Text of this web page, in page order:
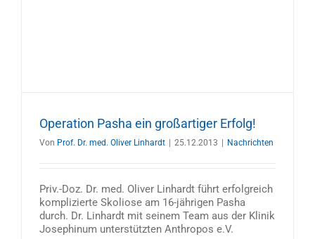
Operation Pasha ein großartiger Erfolg!
Von Prof. Dr. med. Oliver Linhardt | 25.12.2013 | Nachrichten
Priv.-Doz. Dr. med. Oliver Linhardt führt erfolgreich
komplizierte Skoliose am 16-jährigen Pasha
durch. Dr. Linhardt mit seinem Team aus der Klinik
Josephinum unterstützten Anthropos e.V.